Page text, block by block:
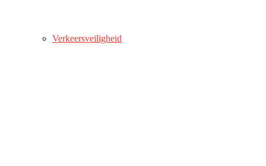
Verkeersveiligheid